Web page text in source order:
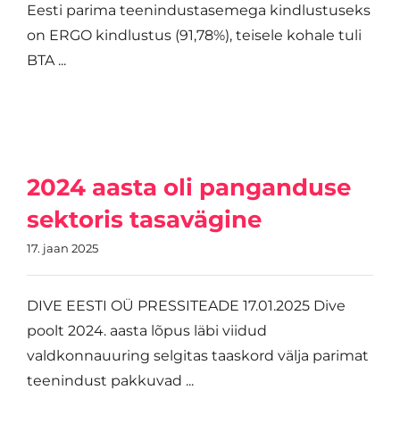
Eesti parima teenindustasemega kindlustuseks
on ERGO kindlustus (91,78%), teisele kohale tuli
BTA ...
2024 aasta oli panganduse
sektoris tasavägine
17. jaan 2025
DIVE EESTI OÜ PRESSITEADE 17.01.2025 Dive
poolt 2024. aasta lõpus läbi viidud
valdkonnauuring selgitas taaskord välja parimat
teenindust pakkuvad ...